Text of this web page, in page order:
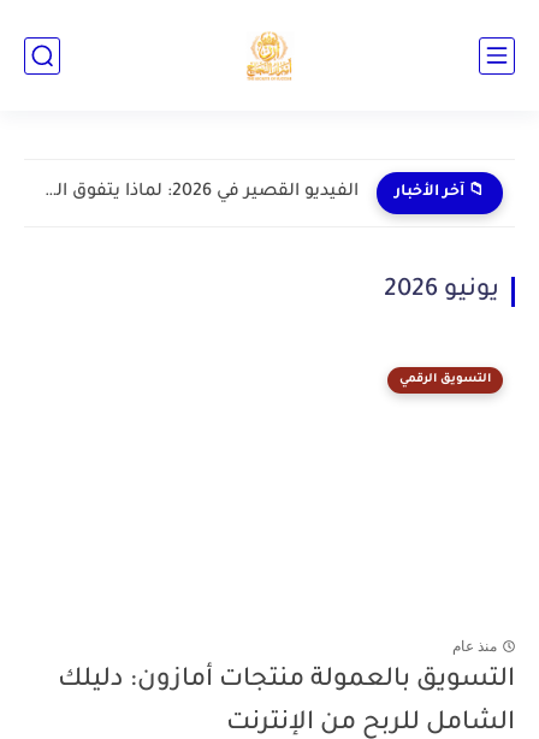
📁 آخر الأخبار
يونيو 2026
التسويق الرقمي
منذ عام
التسويق بالعمولة منتجات أمازون: دليلك
الشامل للربح من الإنترنت